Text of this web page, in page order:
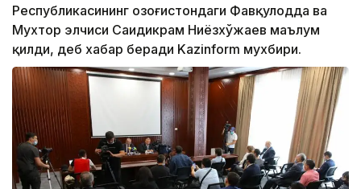
Республикасининг Қозоғистондаги Фавқулодда ва
Мухтор элчиси Саидикрам Ниёзхўжаев маълум
қилди, деб хабар беради Kazinform мухбири.